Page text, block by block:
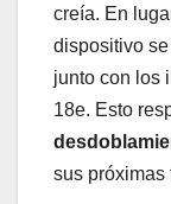
creía. En
dispositivo
junto con los
18e. Esto
sus próximas